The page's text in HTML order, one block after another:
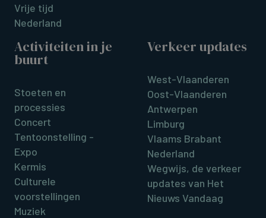
Vrije tijd
Nederland
Activiteiten in je
buurt
Stoeten en
processies
Concert
Tentoonstelling -
Expo
Kermis
Culturele
voorstellingen
Muziek
Verkeer updates
West-Vlaanderen
Oost-Vlaanderen
Antwerpen
Limburg
Vlaams Brabant
Nederland
Wegwijs, de verkeer
updates van Het
Nieuws Vandaag